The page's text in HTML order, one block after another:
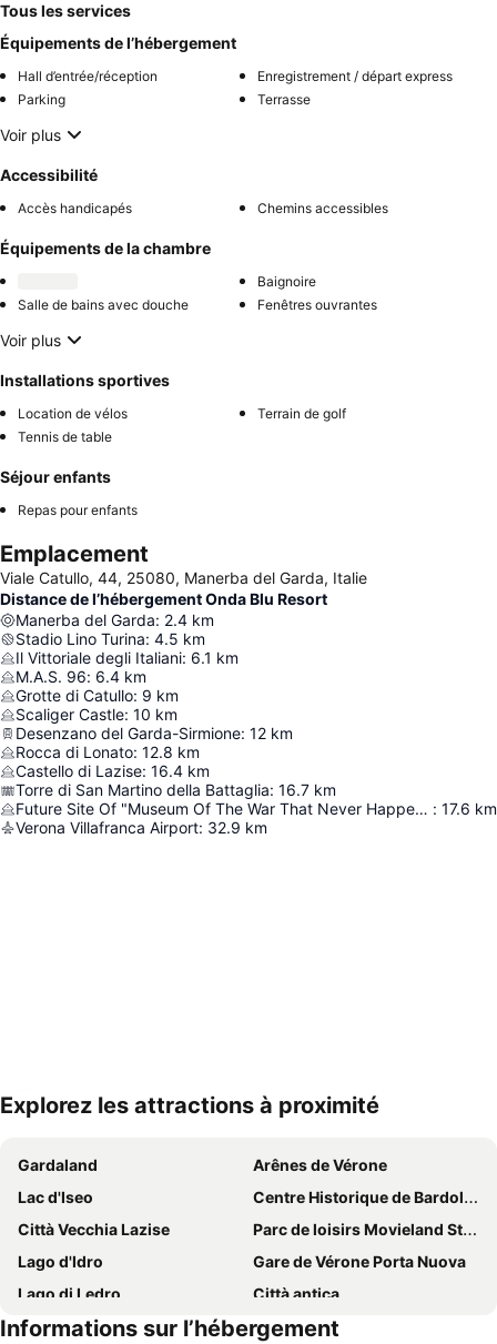
Tous les services
Équipements de l’hébergement
Hall d’entrée/réception
Enregistrement / départ express
Parking
Terrasse
Voir plus
Accessibilité
Accès handicapés Chemins accessibles
Équipements de la chambre
Baignoire
Salle de bains avec douche
Fenêtres ouvrantes
Voir plus
Installations sportives
Location de vélos
Terrain de golf
Tennis de table
Séjour enfants
Repas pour enfants
Emplacement
Viale Catullo, 44, 25080, Manerba del Garda, Italie
Distance de l’hébergement Onda Blu Resort
Manerba del Garda: 2.4 km
Stadio Lino Turina: 4.5 km
Il Vittoriale degli Italiani: 6.1 km
M.A.S. 96: 6.4 km
Grotte di Catullo: 9 km
Scaliger Castle: 10 km
Desenzano del Garda-Sirmione: 12 km
Rocca di Lonato: 12.8 km
Castello di Lazise: 16.4 km
Torre di San Martino della Battaglia: 16.7 km
Future Site Of "Museum Of The War That Never Happened" : 17.6 km
Verona Villafranca Airport: 32.9 km
Explorez les attractions à proximité
Gardaland
Arênes de Vérone
Lac d'Iseo
Centre Historique de Bardolino
Città Vecchia Lazise
Parc de loisirs Movieland Studio
Lago d'Idro
Gare de Vérone Porta Nuova
Lago di Ledro
Città antica
Gare del Garda - Sirmione
Lac de Tenno
Informations sur l’hébergement